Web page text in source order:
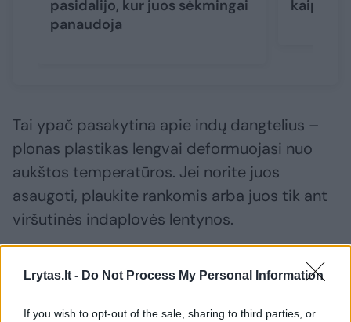
Lrytas.lt - Do Not Process My Personal Information
If you wish to opt-out of the sale, sharing to third parties, or
pasidalijo, kur juos sėkmingai
panaudoja
kaip
Tai ypač pasakytina apie indų dangtelius –
plonas plastikas lengvai deformuojasi nuo
aukštos temperatūros. Jei norite juos
asaugoti, plaukite rankomis arba juos tik ant
viršutinės indaplovės lentynos.
3. Termo puodeliai, termosai ir buteliai su